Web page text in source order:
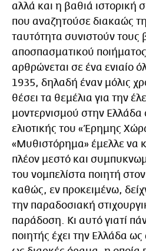
αλλά και η βαθιά ιστορική
που αναζητούσε διακαώς
ταυτότητα συνιστούν τους
αποσπασματικού
αρθρώνεται σε ένα ενιαίο
1935, δηλαδή έναν μόλις
θέσει τα θεμέλια για την
μοντερνισμού στην Ελλάδα
ελιοτικής του «Έρημης
«Μυθιστόρημα» έμελλε να
πλέον μεστό και
του νομπελίστα ποιητή
καθώς, εν προκειμένω,
την παραδοσιακή
παράδοση. Κι αυτό γιατί
ποιητής έχει την Ελλάδα